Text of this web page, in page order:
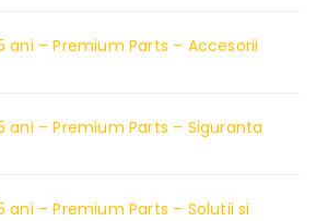
– Premium Parts – Accesorii
ani – Premium Parts – Siguranta
– Premium Parts – Solutii si